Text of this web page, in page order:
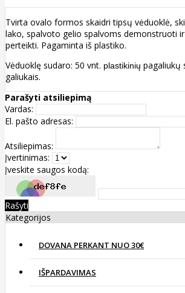
Tvirta ovalo formos skaidri tipsų vėduoklė,
lako, spalvoto gelio spalvoms demonstruoti
perteikti. Pagaminta iš plastiko.
Vėduoklę sudaro: 50 vnt. plastikinių pagaliukų
galiukais.
Parašyti atsiliepimą
Vardas:
El. pašto adresas:
Atsiliepimas:
Įvertinimas:
Įveskite saugos kodą:
Rašyti
Kategorijos
DOVANA PERKANT NUO 30€
IŠPARDAVIMAS